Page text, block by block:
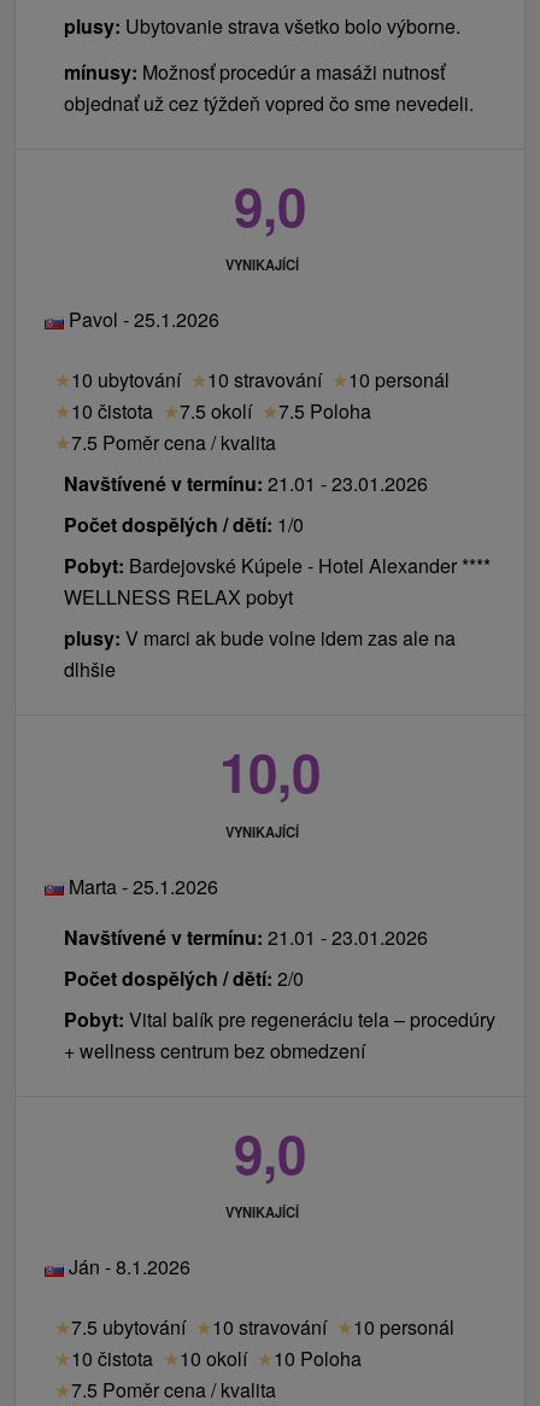
plusy: Ubytovanie strava všetko bolo výborne.
mínusy: Možnosť procedúr a masáži nutnosť
objednať už cez týždeň vopred čo sme nevedeli.
9,0
VYNIKAJÍCÍ
Pavol - 25.1.2026
★10 ubytování ★10 stravování ★10 personál
★10 čistota ★7.5 okolí ★7.5 Poloha
★7.5 Poměr cena / kvalita
Navštívené v termínu: 21.01 - 23.01.2026
Počet dospělých / dětí: 1/0
Pobyt: Bardejovské Kúpele - Hotel Alexander ****
WELLNESS RELAX pobyt
plusy: V marci ak bude volne idem zas ale na
dlhšie
10,0
VYNIKAJÍCÍ
Marta - 25.1.2026
Navštívené v termínu: 21.01 - 23.01.2026
Počet dospělých / dětí: 2/0
Pobyt: Vital balík pre regeneráciu tela – procedúry
+ wellness centrum bez obmedzení
9,0
VYNIKAJÍCÍ
Ján - 8.1.2026
★7.5 ubytování ★10 stravování ★10 personál
★10 čistota ★10 okolí ★10 Poloha
★7.5 Poměr cena / kvalita